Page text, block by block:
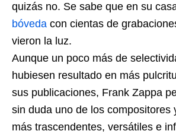
quizás no. Se sabe que en su
bóveda con cientas de
vieron la luz.
Aunque un poco más de
hubiesen resultado en más
sus publicaciones, Frank Zappa
sin duda uno de los compositores
más trascendentes, versátiles e